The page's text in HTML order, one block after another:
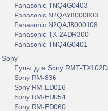
Panasonic TNQ4G0403
Panasonic N2QAYB000803
Panasonic N2QAJB000108
Panasonic TX-24DR300
Panasonic TNQ4G0401
Sony
Пульт для Sony RMT-TX102D
Sony RM-836
Sony RM-ED016
Sony RM-ED054
Sony RM-ED060